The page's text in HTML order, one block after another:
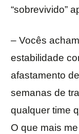
“sobrevivido”
– Vocês
estabilidade
afastamento
semanas de
qualquer time
O que mais